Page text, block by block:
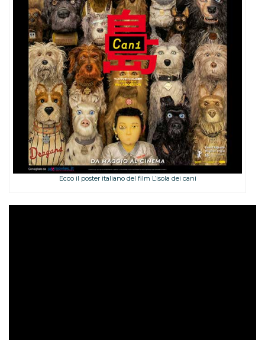
Ecco il poster italiano del film L’isola dei cani